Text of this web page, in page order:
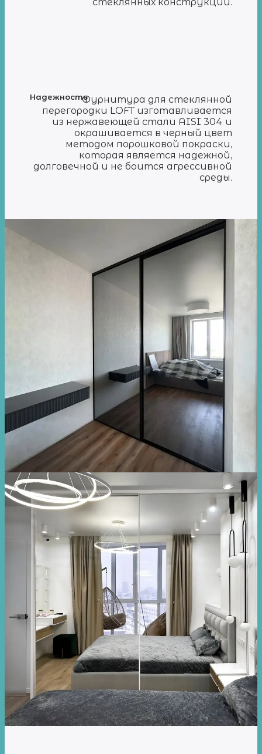
стеклянных конструкций.
НадежностьФурнитура для стеклянной
перегородки LOFT изготавливается
из нержавеющей стали AISI 304 и
окрашивается в черный цвет
методом порошковой покраски,
которая является надежной,
долговечной и не боится агрессивной
среды.